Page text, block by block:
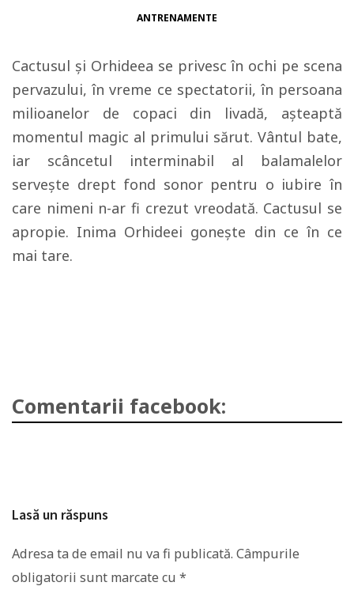
ANTRENAMENTE
Cactusul şi Orhideea se privesc în ochi pe scena
pervazului, în vreme ce spectatorii, în persoana
milioanelor de copaci din livadă, aşteaptă
momentul magic al primului sărut. Vântul bate,
iar scâncetul interminabil al balamalelor
serveşte drept fond sonor pentru o iubire în
care nimeni n-ar fi crezut vreodată. Cactusul se
apropie. Inima Orhideei goneşte din ce în ce
mai tare.
Comentarii facebook:
Lasă un răspuns
Adresa ta de email nu va fi publicată. Câmpurile
obligatorii sunt marcate cu *